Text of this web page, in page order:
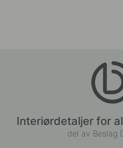
Interiørdetaljer for
del av Beslag